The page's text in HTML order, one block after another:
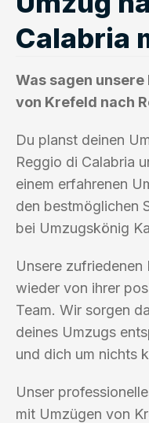
Calabria
Was sagen
von Krefeld nach
Du planst deinen
Reggio di Calabria
einem erfahrenen
den bestmöglichen
bei Umzugskönig
Unsere zufriedenen
wieder von ihrer
Team. Wir sorgen
deines Umzugs
und dich um nichts
Unser
mit Umzügen von